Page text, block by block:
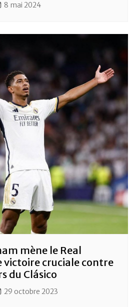
8 mai 2024
mène le Real
victoire cruciale contre
du Clásico
29 octobre 2023